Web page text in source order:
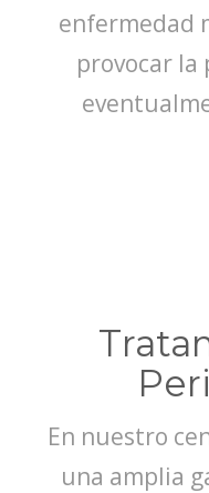
enfermedad
provocar la
En nuestro
una amplia